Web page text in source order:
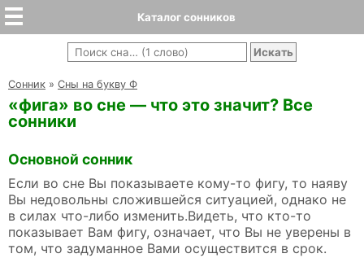
Каталог сонников
Cонник » Сны на букву Ф
«фига» во сне — что это значит? Все
сонники
Основной сонник
Если во сне Вы показываете кому-то фигу, то наяву
Вы недовольны сложившейся ситуацией, однако не
в силах что-либо изменить.Видеть, что кто-то
показывает Вам фигу, означает, что Вы не уверены в
том, что задуманное Вами осуществится в срок.